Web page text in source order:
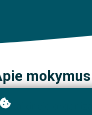
mokymus
Šiuolaikinėje